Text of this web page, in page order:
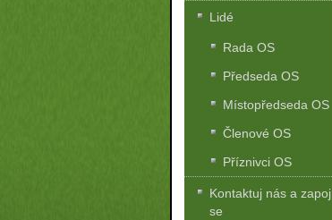
Lidé
Rada OS
Předseda OS
Místopředseda OS
Členové OS
Příznivci OS
Kontaktuj nás a zapoj
se